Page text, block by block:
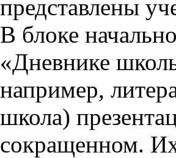
представлены
В блоке
«Дневнике
например,
школа)
сокращенном. Их